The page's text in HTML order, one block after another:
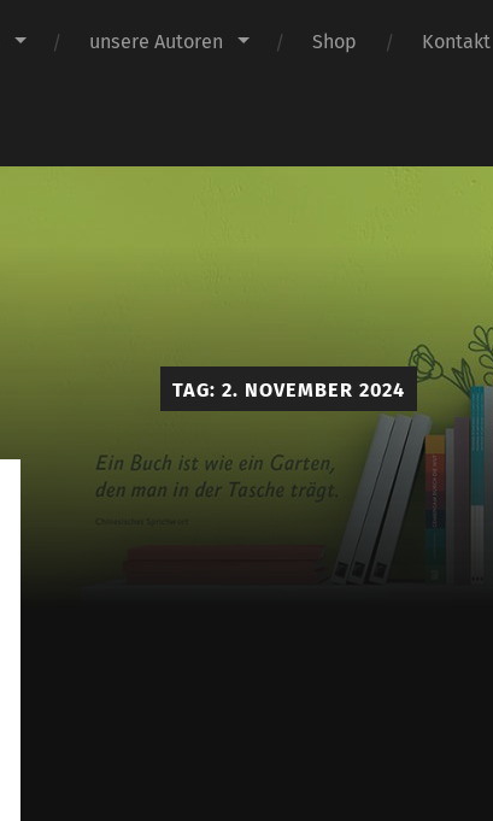
unsere Autoren Shop Kontakt
Claus
Verlag
TAG: 2. NOVEMBER 2024